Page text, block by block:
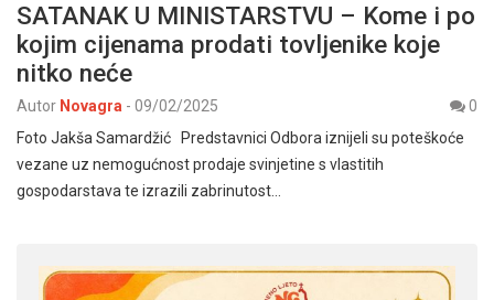
SATANAK U MINISTARSTVU – Kome i po
kojim cijenama prodati tovljenike koje
nitko neće
Autor Novagra - 09/02/2025
0
Foto Jakša Samardžić Predstavnici Odbora iznijeli su poteškoće
vezane uz nemogućnost prodaje svinjetine s vlastitih
gospodarstava te izrazili zabrinutost…